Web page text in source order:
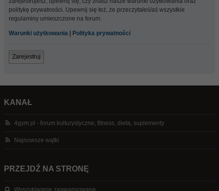
politykę prywatności. Upewnij się też, że przeczytałeś/aś wszystkie
regulaminy umieszczone na forum.
Warunki użytkowania Polityka prywatności
Zarejestruj
KANAŁ
4gym.pl - forum kulturystyczne, fitness, dieta, suplementy
Najnowsze wątki
PRZEJDŹ NA STRONĘ
Wyszukiwanie zaawansowane